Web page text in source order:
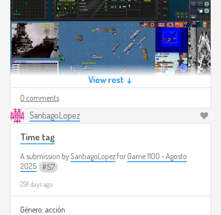
View rest ↓
0 comments
SantiagoLopez
Time tag
A submission bySantiagoLopez for Game 1100 - Agosto
2025
57
291 days ago
Género: acción